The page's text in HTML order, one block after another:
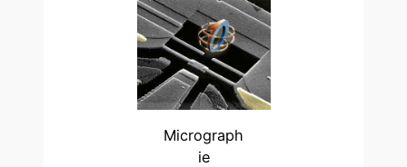
Micrograph
ie